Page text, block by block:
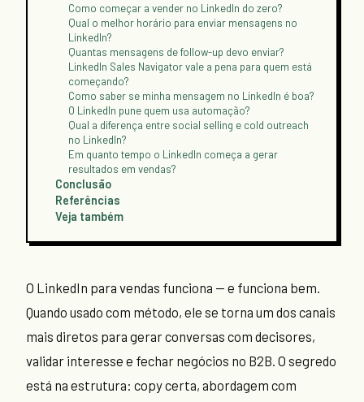
Como começar a vender no LinkedIn do zero?
Qual o melhor horário para enviar mensagens no
LinkedIn?
Quantas mensagens de follow-up devo enviar?
LinkedIn Sales Navigator vale a pena para quem está
começando?
Como saber se minha mensagem no LinkedIn é boa?
O LinkedIn pune quem usa automação?
Qual a diferença entre social selling e cold outreach
no LinkedIn?
Em quanto tempo o LinkedIn começa a gerar
resultados em vendas?
Conclusão
Referências
Veja também
O LinkedIn para vendas funciona — e funciona bem.
Quando usado com método, ele se torna um dos canais
mais diretos para gerar conversas com decisores,
validar interesse e fechar negócios no B2B. O segredo
está na estrutura: copy certa, abordagem com